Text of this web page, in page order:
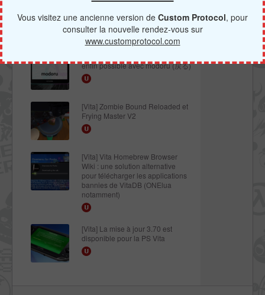
[Vita] TUTO - Hacker sa PS Vita
en 3.69 ou 3.70 grâce à l’exploit
Trinity
enfin possible avec modoru (戻る)
[Vita] Zombie Bound Reloaded et
Frying Master V2
[Vita] Vita Homebrew Browser
Wiki : une solution alternative
pour télécharger les applications
bannies de VitaDB (ONElua
notamment)
[Vita] La mise à jour 3.70 est
disponible pour la PS Vita
Vous visitez une ancienne version de Custom Protocol, pour
consulter la nouvelle rendez-vous sur
www.customprotocol.com